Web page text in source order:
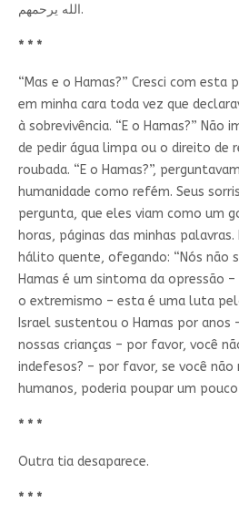
الله يرحمهم.
* * *
“Mas e o Hamas?” Cresci com esta
em minha cara toda vez que
à sobrevivência. “E o Hamas?” Não
de pedir água limpa ou o direito de
roubada. “E o Hamas?”,
humanidade como refém. Seus
pergunta, que eles viam como um
horas, páginas das minhas
hálito quente, ofegando: “Nós não
Hamas é um sintoma da opressão
o extremismo – esta é uma luta
Israel sustentou o Hamas por anos
nossas crianças – por favor, você
indefesos? – por favor, se você
humanos, poderia poupar um pouco
* * *
Outra tia desaparece.
* * *